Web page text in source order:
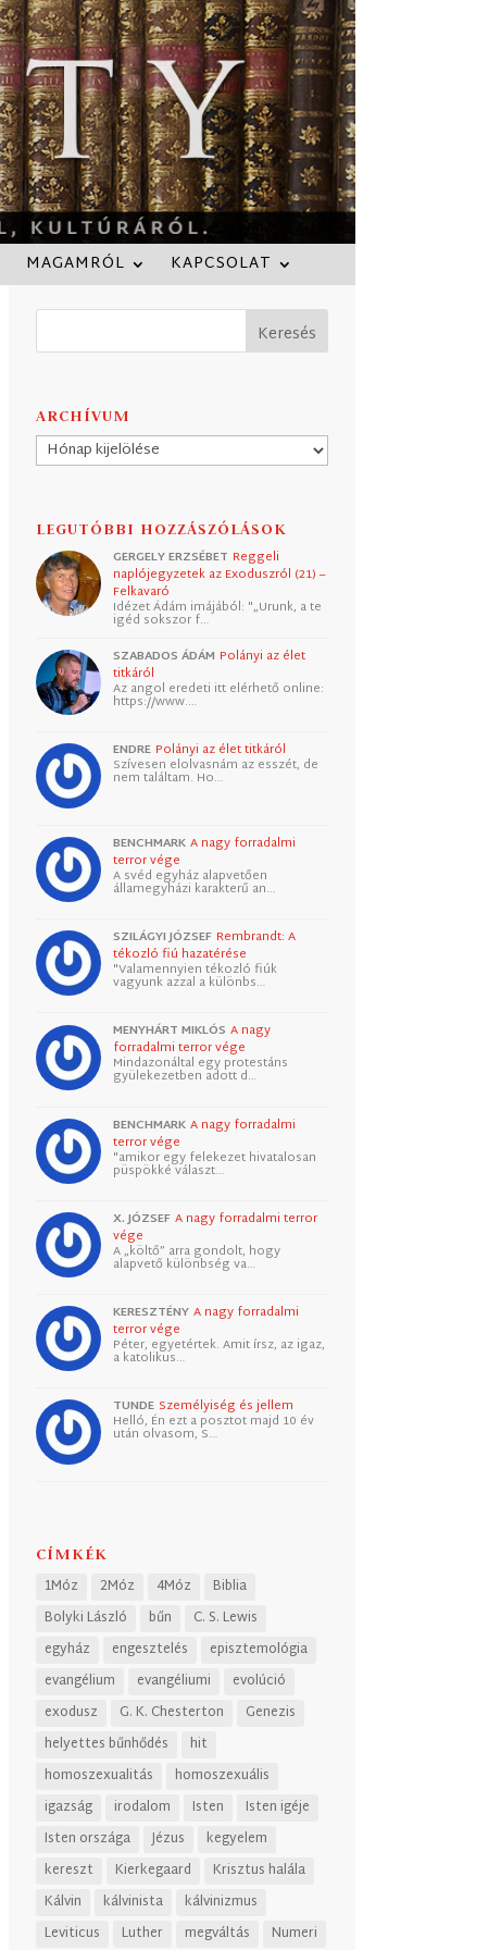
MAGAMRÓL KAPCSOLAT
ARCHÍVUM
Archívum
LEGUTÓBBI HOZZÁSZÓLÁSOK
GERGELY ERZSÉBET Reggeli
naplójegyzetek az Exoduszról (21) –
Felkavaró
Idézet Ádám imájából: "„Urunk, a te
igéd sokszor f…
SZABADOS ÁDÁM Polányi az élet
titkáról
Az angol eredeti itt elérhető online:
https://www.…
ENDRE Polányi az élet titkáról
Szívesen elolvasnám az esszét, de
nem találtam. Ho…
BENCHMARK A nagy forradalmi
terror vége
A svéd egyház alapvetően
államegyházi karakterű an…
SZILÁGYI JÓZSEF Rembrandt: A
tékozló fiú hazatérése
"Valamennyien tékozló fiúk
vagyunk azzal a különbs…
MENYHÁRT MIKLÓS A nagy
forradalmi terror vége
Mindazonáltal egy protestáns
gyülekezetben adott d…
BENCHMARK A nagy forradalmi
terror vége
"amikor egy felekezet hivatalosan
püspökké választ…
X. JÓZSEF A nagy forradalmi terror
vége
A „költő” arra gondolt, hogy
alapvető különbség va…
KERESZTÉNY A nagy forradalmi
terror vége
Péter, egyetértek. Amit írsz, az igaz,
a katolikus…
TUNDE Személyiség és jellem
Helló, Én ezt a posztot majd 10 év
után olvasom, S…
CÍMKÉK
1Móz 2Móz 4Móz
Biblia
Bolyki László
bűn
C. S. Lewis
egyház
engesztelés
episztemológia
evangélium
evangéliumi
evolúció
exodusz
G. K. Chesterton
Genezis
helyettes bűnhődés
hit
homoszexualitás
homoszexuális
igazság
irodalom Isten
Isten igéje
Isten országa
Jézus
kegyelem
kereszt
Kierkegaard
Krisztus halála
Kálvin
kálvinista
kálvinizmus
Leviticus
Luther megváltás Numeri